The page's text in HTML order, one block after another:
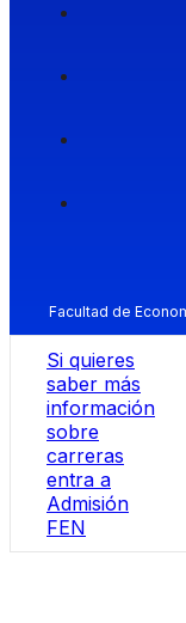
Facultad de
Si quieres
saber más
información
sobre
carreras
entra a
Admisión
FEN